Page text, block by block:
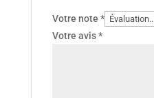
Votre note *
Votre avis*